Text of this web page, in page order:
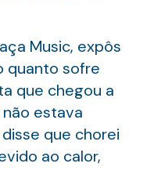
Music, expôs
quanto sofre
que chegou a
não estava
que chorei
ao calor,